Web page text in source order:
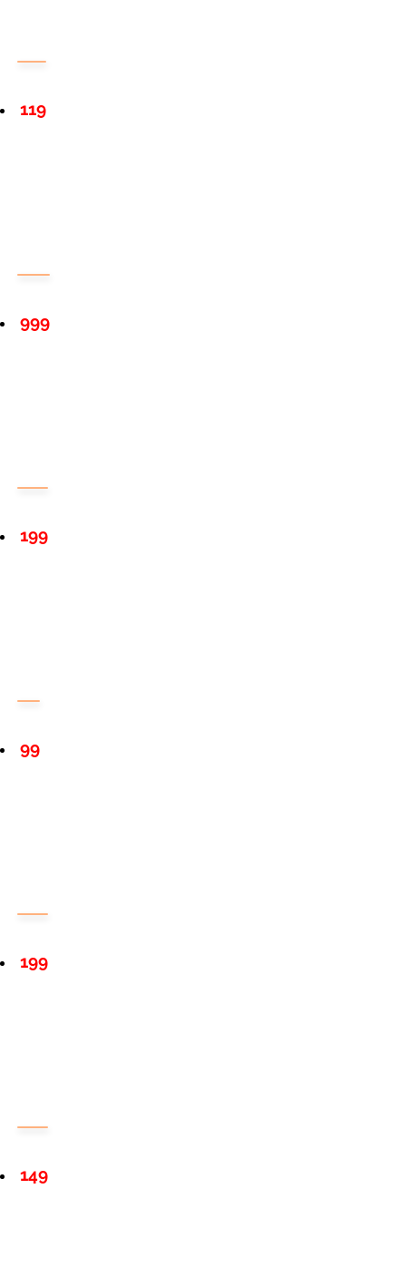
119
999
199
99
199
149